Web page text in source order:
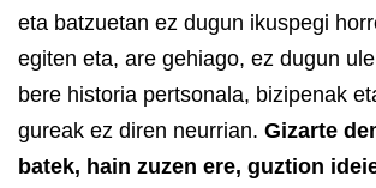
eta batzuetan ez dugun ikuspegi
egiten eta, are gehiago, ez dugun
bere historia pertsonala, bizipenak
gureak ez diren neurrian. Gizarte
batek, hain zuzen ere, guztion